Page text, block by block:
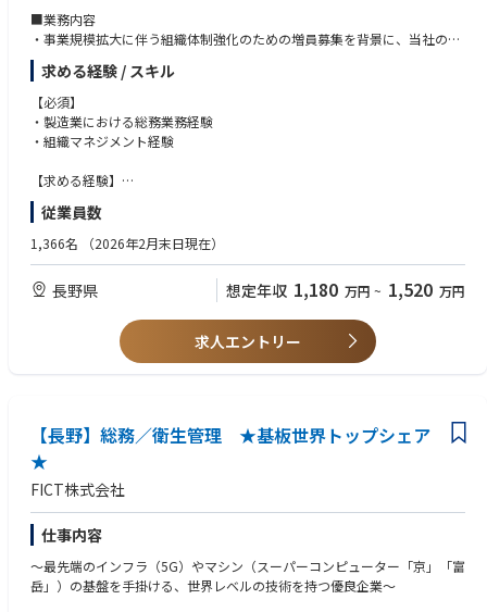
■業務内容
・事業規模拡大に伴う組織体制強化のための増員募集を背景に、当社の顔
である総務部の管理職として、「社内規程管理や株主総会の運営」をはじ
め、総務部門における以下業務のマネジメントに従事いただきます。
・入社時には各業務担当者とともに、プレイヤー・マネジメント両面の必
要な役割を果たしていただきながら業務理解を進め、ゆくゆくは総務業務
全体のマネジメントをお任せ致します。
■社内規程類その他文書管理や印章管理や稟議制度・服務・規律等に関す
■株主総会や株式・持株会の運営、商業登記に関する事務
■内部通報などの通達制度や社内報や提案制度をはじめとする社内情報伝
達に関する企画・立案・運営
■CSR（地域貢献）や会社行事の運営、官公庁・諸団体・近隣地区との対
応など
管理体制の整備・統括や交通安全などに関する事務
■その他環境整備や保険等福利厚生をはじめとする庶務に関する事務
機械の販売先は9割以上が海外であり、海外販売での実績をとおして蓄積
された高い技術力、製造力、販売力を生かし、世界各地に製品を提供して
います。特に欧州市場においては、稼働時間が日本国内の約2倍に及ぶた
め、この過酷な作業条件に耐えうる機械としてTAKEUCHIの製品は海外で
高い評価を得ています。
求める経験 / スキル
【必須】
・製造業における総務業務経験
・組織マネジメント経験
【求める経験】
・総務部門業務のマネジメント
・社内規程をはじめとする社内ルールや株主総会運営における企画・運営
の推進
【人物ワード】
コミュニケーション能力/的確な主張力/誠実さ・継続力
従業員数
1,366名 （2026年2月末日現在）
長野県 想定年収 1,180 万円 ~ 1,520 万円
求人エントリー
【長野】総務／衛生管理 ★基板世界トップシェア
★
FICT株式会社
仕事内容
～最先端のインフラ（5G）やマシン（スーパーコンピューター「京」「富
岳」）の基盤を手掛ける、世界レベルの技術を持つ優良企業～